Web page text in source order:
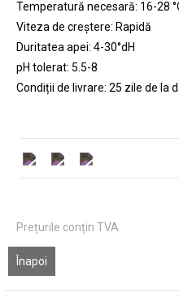
Temperatură necesară: 16-28
Viteza de creștere: Rapidă
Duritatea apei: 4-30°dH
pH tolerat: 5.5-8
Condiții de livrare: 25 zile de la
Prețurile conțin TVA
Înapoi